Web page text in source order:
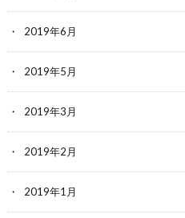
2019年6月
2019年5月
2019年3月
2019年2月
2019年1月